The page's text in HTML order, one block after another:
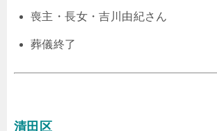
喪主・長女・吉川由紀さん
葬儀終了
清田区